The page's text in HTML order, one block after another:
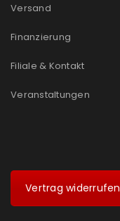
Versand
Finanzierung
Filiale & Kontakt
Veranstaltungen
Vertrag widerrufen